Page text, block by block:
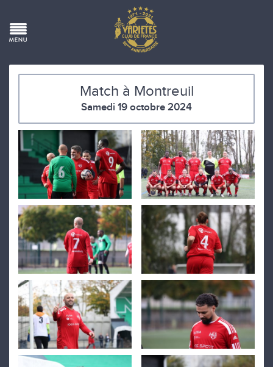
Match à Montreuil
Samedi 19 octobre 2024